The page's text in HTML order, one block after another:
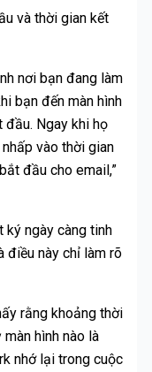
và thời gian kết
nơi bạn đang làm
bạn đến màn hình
đầu. Ngay khi họ
vào thời gian
đầu cho email,”
ký ngày càng tinh
điều này chỉ làm rõ
rằng khoảng thời
hình nào là
nhớ lại trong cuộc